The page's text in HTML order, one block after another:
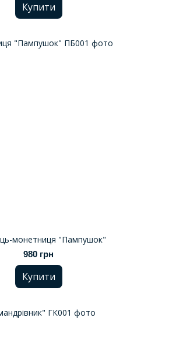
Купити
монетниця "Пампушок"
980 грн
Купити